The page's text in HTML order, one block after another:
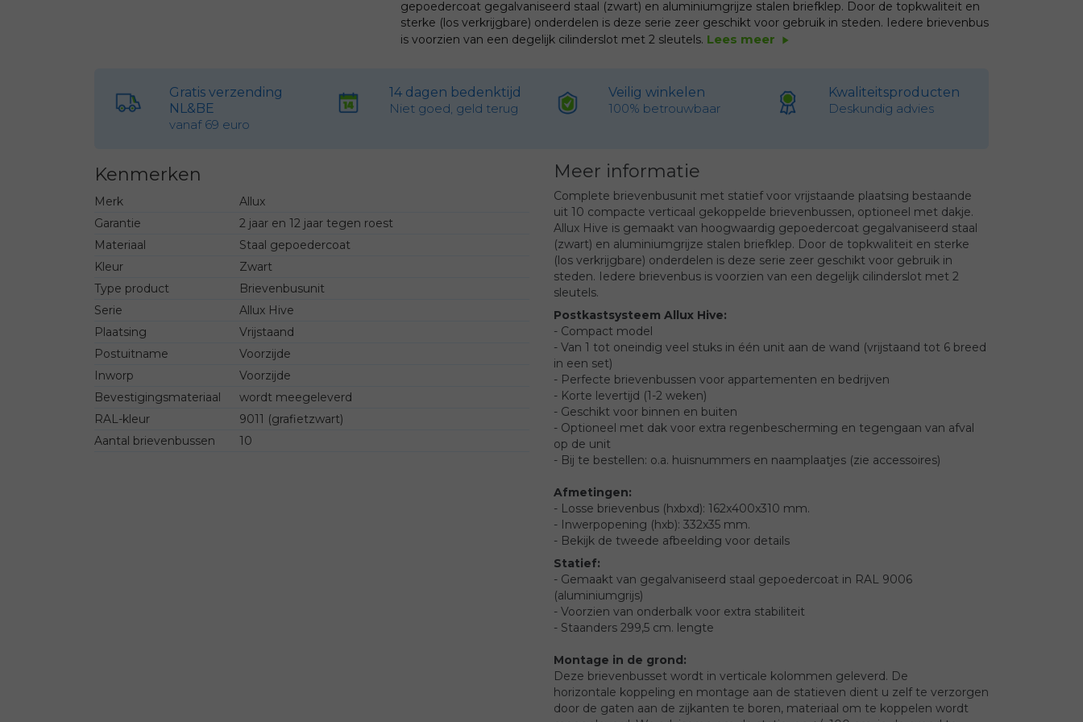
gepoedercoat gegalvaniseerd staal (zwart) en aluminiumgrijze stalen briefklep. Door de topkwaliteit en
sterke (los verkrijgbare) onderdelen is deze serie zeer geschikt voor gebruik in steden. Iedere brievenbus
is voorzien van een degelijk cilinderslot met 2 sleutels. Lees meer play_arrow
Gratis verzending
NL&BE
vanaf 69 euro
14 dagen bedenktijd
Niet goed, geld terug
Veilig winkelen
100% betrouwbaar
Kwaliteitsproducten
Deskundig advies
Kenmerken
Merk
Allux
Garantie
2 jaar en 12 jaar tegen roest
Materiaal
Staal gepoedercoat
Kleur
Zwart
Type product
Brievenbusunit
Serie
Allux Hive
Plaatsing
Vrijstaand
Postuitname
Voorzijde
Inworp
Voorzijde
Bevestigingsmateriaal
wordt meegeleverd
RAL-kleur
9011 (grafietzwart)
Aantal brievenbussen
10
Meer informatie
Complete brievenbusunit met statief voor vrijstaande plaatsing bestaande
uit 10 compacte verticaal gekoppelde brievenbussen, optioneel met dakje.
Allux Hive is gemaakt van hoogwaardig gepoedercoat gegalvaniseerd staal
(zwart) en aluminiumgrijze stalen briefklep. Door de topkwaliteit en sterke
(los verkrijgbare) onderdelen is deze serie zeer geschikt voor gebruik in
steden. Iedere brievenbus is voorzien van een degelijk cilinderslot met 2
sleutels.
Postkastsysteem Allux Hive:
- Compact model
- Van 1 tot oneindig veel stuks in één unit aan de wand (vrijstaand tot 6 breed
in een set)
- Perfecte brievenbussen voor appartementen en bedrijven
- Korte levertijd (1-2 weken)
- Geschikt voor binnen en buiten
- Optioneel met dak voor extra regenbescherming en tegengaan van afval
op de unit
- Bij te bestellen: o.a. huisnummers en naamplaatjes (zie accessoires)
Afmetingen:
- Losse brievenbus (hxbxd): 162x400x310 mm.
- Inwerpopening (hxb): 332x35 mm.
- Bekijk de tweede afbeelding voor details
Statief:
- Gemaakt van gegalvaniseerd staal gepoedercoat in RAL 9006
(aluminiumgrijs)
- Voorzien van onderbalk voor extra stabiliteit
- Staanders 299,5 cm. lengte
Montage in de grond:
Deze brievenbusset wordt in verticale kolommen geleverd. De
horizontale koppeling en montage aan de statieven dient u zelf te verzorgen
door de gaten aan de zijkanten te boren, materiaal om te koppelen wordt